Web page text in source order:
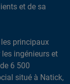
et de sa
principaux
ingénieurs et
6 500
situé à Natick,